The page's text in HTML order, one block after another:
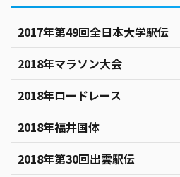
2017年第49回全日本大学駅伝
2018年マラソン大会
2018年ロードレース
2018年福井国体
2018年第30回出雲駅伝